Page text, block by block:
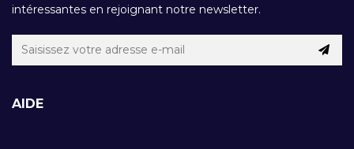
intéressantes en rejoignant notre newsletter.
AIDE